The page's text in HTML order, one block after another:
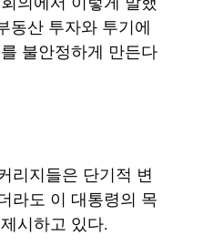
동산 투자와 투기에
불안정하게 만든다
리지들은 단기적 변
라도 이 대통령의 목
시하고 있다.